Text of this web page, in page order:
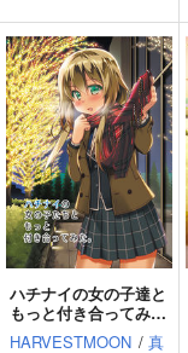
ハチナイの女の子達と
もっと付き合ってみ
た。
HARVESTMOON / 真